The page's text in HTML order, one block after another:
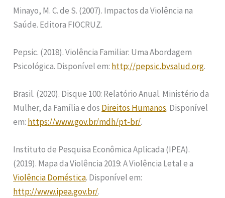
Minayo, M. C. de S. (2007). Impactos da Violência na
Saúde. Editora FIOCRUZ.
Pepsic. (2018). Violência Familiar: Uma Abordagem
Psicológica. Disponível em: http://pepsic.bvsalud.org.
Brasil. (2020). Disque 100: Relatório Anual. Ministério da
Mulher, da Família e dos Direitos Humanos. Disponível
em: https://www.gov.br/mdh/pt-br/.
Instituto de Pesquisa Econômica Aplicada (IPEA).
(2019). Mapa da Violência 2019: A Violência Letal e a
Violência Doméstica. Disponível em:
http://www.ipea.gov.br/.